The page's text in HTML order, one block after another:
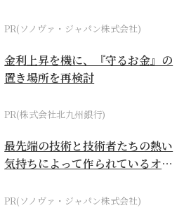
PR(ソノヴァ・ジャパン株式会社)
金利上昇を機に、『守るお金』の
置き場所を再検討
PR(株式会社北九州銀行)
最先端の技術と技術者たちの熱い
気持ちによって作られているオー
PR(ソノヴァ・ジャパン株式会社)